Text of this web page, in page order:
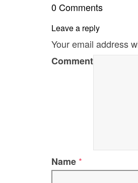
0 Comments
Leave a reply
Your email address
Comment
Name *